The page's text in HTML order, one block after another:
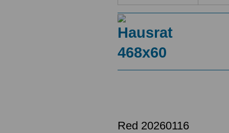
Red 20260116